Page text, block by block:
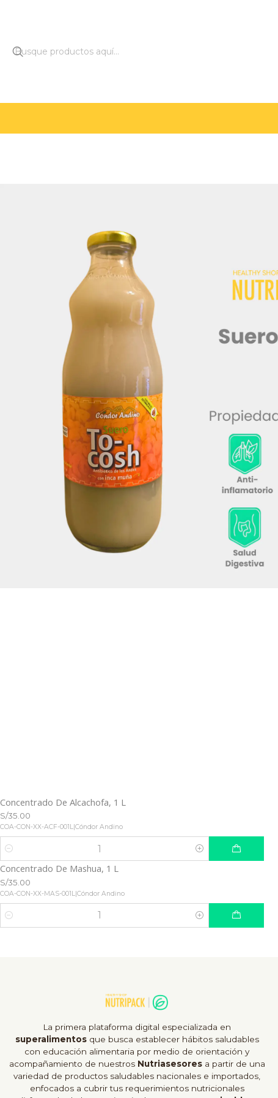
Concentrado De Alcachofa, 1 L
S/35.00
COA-CON-XX-ACF-001L Cóndor Andino
Cantidad
Concentrado De Mashua, 1 L
S/35.00
COA-CON-XX-MAS-001L|Cóndor Andino
Cantidad
La primera plataforma digital especializada en
superalimentosque busca establecer hábitos saludables
con educación alimentaria por medio de orientación y
acompañamiento de nuestros Nutriasesores a partir de una
variedad de productos saludables nacionales e importados,
enfocados a cubrir tus requerimientos nutricionales